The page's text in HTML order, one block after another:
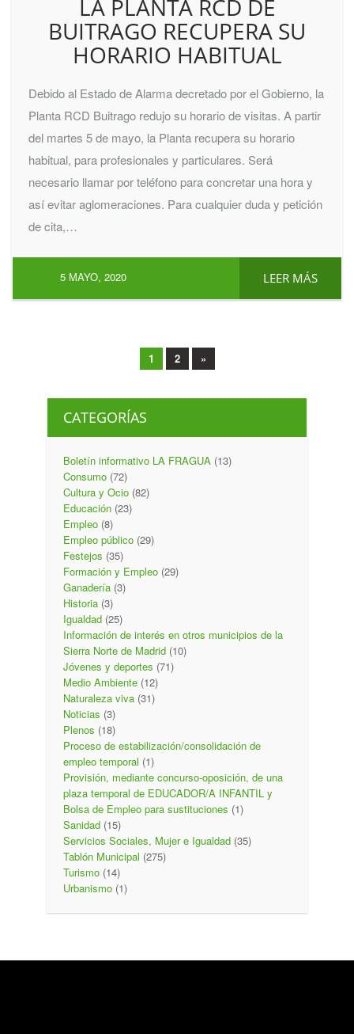
LA PLANTA RCD DE
BUITRAGO RECUPERA SU
HORARIO HABITUAL
Debido al Estado de Alarma decretado por el Gobierno, la
Planta RCD Buitrago redujo su horario de visitas. A partir
del martes 5 de mayo, la Planta recupera su horario
habitual, para profesionales y particulares. Será
necesario llamar por teléfono para concretar una hora y
así evitar aglomeraciones. Para cualquier duda y petición
de cita,…
LEER MÁS
5 MAYO, 2020
1 2 »
CATEGORÍAS
Boletín informativo LA FRAGUA (13)
Consumo (72)
Cultura y Ocio (82)
Educación (23)
Empleo (8)
Empleo público (29)
Festejos (35)
Formación y Empleo (29)
Ganadería (3)
Historia (3)
Igualdad (25)
Información de interés en otros municipios de la
Sierra Norte de Madrid (10)
Jóvenes y deportes (71)
Medio Ambiente (12)
Naturaleza viva (31)
Noticias (3)
Plenos (18)
Proceso de estabilización/consolidación de
empleo temporal (1)
Provisión, mediante concurso-oposición, de una
plaza temporal de EDUCADOR/A INFANTIL y
Bolsa de Empleo para sustituciones (1)
Sanidad (15)
Servicios Sociales, Mujer e Igualdad (35)
Tablón Municipal (275)
Turismo (14)
Urbanismo (1)